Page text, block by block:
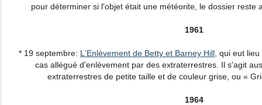
pour déterminer si l'objet était une météorite, le dossier reste
1961
* 19 septembre: L'Enlèvement de Betty et Barney Hill, qui eut lieu
cas allégué d'enlèvement par des extraterrestres. Il s'agit
extraterrestres de petite taille et de couleur grise, ou «
1964